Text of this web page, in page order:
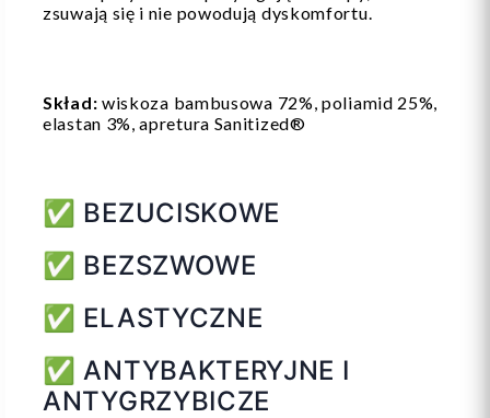
zsuwają się i nie powodują dyskomfortu.
Skład: wiskoza bambusowa 72%, poliamid 25%,
elastan 3%, apretura Sanitized®
✅ BEZUCISKOWE
✅ BEZSZWOWE
✅ ELASTYCZNE
✅ ANTYBAKTERYJNE I
ANTYGRZYBICZE